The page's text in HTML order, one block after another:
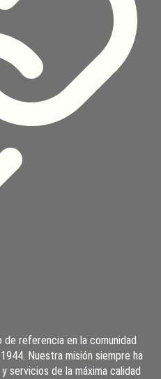
de referencia en la comunidad
Nuestra misión siempre ha
servicios de la máxima calidad